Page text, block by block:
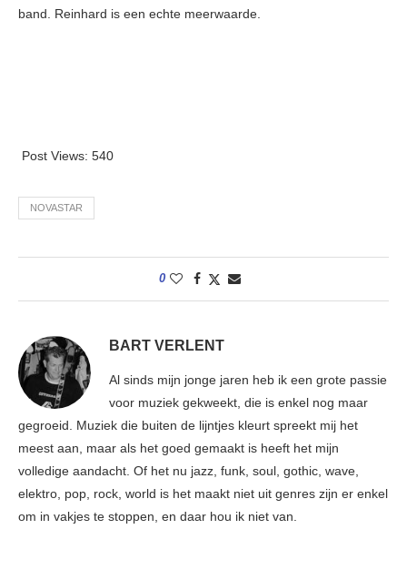
band. Reinhard is een echte meerwaarde.
Post Views: 540
NOVASTAR
0
BART VERLENT
Al sinds mijn jonge jaren heb ik een grote passie
voor muziek gekweekt, die is enkel nog maar
gegroeid. Muziek die buiten de lijntjes kleurt spreekt mij het
meest aan, maar als het goed gemaakt is heeft het mijn
volledige aandacht. Of het nu jazz, funk, soul, gothic, wave,
elektro, pop, rock, world is het maakt niet uit genres zijn er enkel
om in vakjes te stoppen, en daar hou ik niet van.